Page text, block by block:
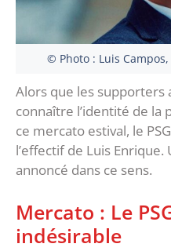
© Photo : Luis
Alors que les
connaître l’identité de
ce mercato estival, le
l’effectif de Luis
annoncé dans ce sens.
Mercato : Le
indésirable